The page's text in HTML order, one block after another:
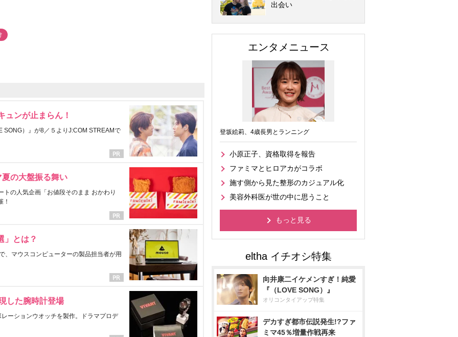
ュンが止まらん！
SONG）』が8／５よりJ:COM STREAMで
の大盤振る舞い
の人気企画「お値段そのまま おかわり
！
」とは？
、マウスコンピューターの製品担当者が用
した腕時計登場
ーションウオッチを製作。ドラマプロデ
出会い
エンタメニュース
登坂絵莉、4歳長男とランニング
小原正子、資格取得を報告
ファミマとヒロアカがコラボ
施す側から見た整形のカジュアル化
美容外科医が世の中に思うこと
もっと見る
向井康二イケメンすぎ！純愛
『（LOVE SONG）』
オリコンタイアップ特集
デカすぎ都市伝説発生!?ファ
ミマ45％増量作戦再来